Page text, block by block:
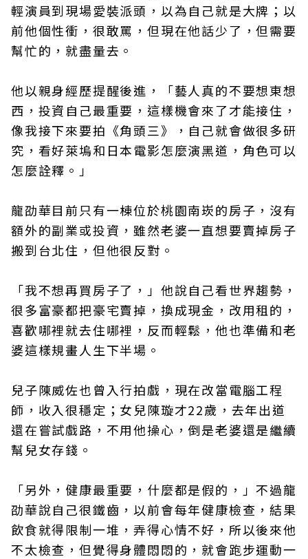
輕演員到現場愛裝派頭，以為自己就是大牌；以
前他個性衝，很敢罵，但現在他話少了，但需要
幫忙的，就盡量去。
他以親身經歷提醒後進，「藝人真的不要想東想
西，投資自己最重要，這樣機會來了才能接住，
像我接下來要拍《角頭三》，自己就會做很多研
究，看好萊塢和日本電影怎麼演黑道，角色可以
怎麼詮釋。」
龍劭華目前只有一棟位於桃園南崁的房子，沒有
額外的副業或投資，雖然老婆一直想要賣掉房子
搬到台北住，但他很反對。
「我不想再買房子了，」他說自己看世界趨勢，
很多富豪都把豪宅賣掉，換成現金，改用租的，
喜歡哪裡就去住哪裡，反而輕鬆，他也準備和老
婆這樣規畫人生下半場。
兒子陳威佐也曾入行拍戲，現在改當電腦工程
師，收入很穩定；女兒陳璇才22歲，去年出道
還在嘗試戲路，不用他操心，倒是老婆還是繼續
幫兒女存錢。
「另外，健康最重要，什麼都是假的，」不過龍
劭華說自己很鐵齒，以前會每年健康檢查，結果
飲食就得限制一堆，弄得心情不好，所以後來他
不太檢查，但覺得身體悶悶的，就會跑步運動一